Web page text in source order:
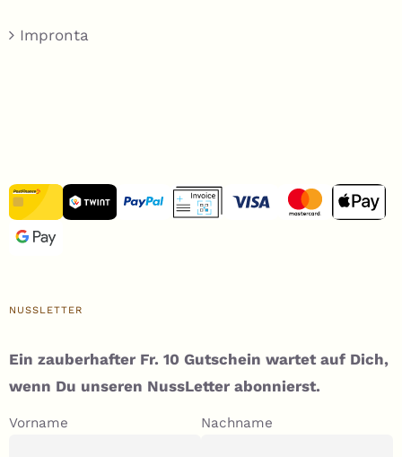
Impronta
NUSSLETTER
Ein zauberhafter Fr. 10 Gutschein wartet auf Dich,
wenn Du unseren NussLetter abonnierst.
Vorname Nachname